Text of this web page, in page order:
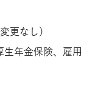
更なし）
年金保険、雇用